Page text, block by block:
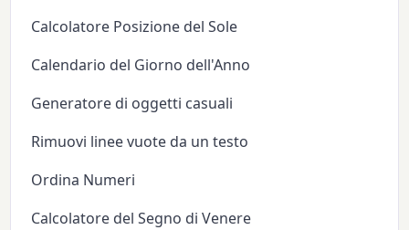
Calcolatore Posizione del Sole
Calendario del Giorno dell'Anno
Generatore di oggetti casuali
Rimuovi linee vuote da un testo
Ordina Numeri
Calcolatore del Segno di Venere